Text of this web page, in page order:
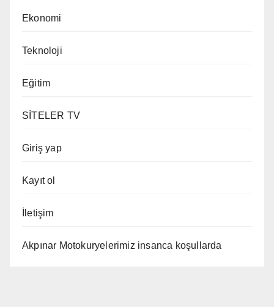
Ekonomi
Teknoloji
Eğitim
SİTELER TV
Giriş yap
Kayıt ol
İletişim
Akpınar Motokuryelerimiz insanca koşullarda